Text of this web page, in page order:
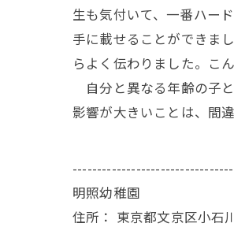
生も気付いて、一番ハー
手に載せることができま
らよく伝わりました。こ
自分と異なる年齢の子
影響が大きいことは、間
明照幼稚園
住所： 東京都文京区小石